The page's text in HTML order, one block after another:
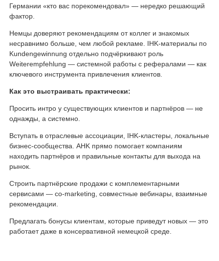
Германии «кто вас порекомендовал» — нередко решающий
фактор.
Немцы доверяют рекомендациям от коллег и знакомых
несравнимо больше, чем любой рекламе. IHK-материалы по
Kundengewinnung отдельно подчёркивают роль
Weiterempfehlung — системной работы с рефералами — как
ключевого инструмента привлечения клиентов.
Как это выстраивать практически:
Просить интро у существующих клиентов и партнёров — не
однажды, а системно.
Вступать в отраслевые ассоциации, IHK-кластеры, локальные
бизнес-сообщества. AHK прямо помогает компаниям
находить партнёров и правильные контакты для выхода на
рынок.
Строить партнёрские продажи с комплементарными
сервисами — co-marketing, совместные вебинары, взаимные
рекомендации.
Предлагать бонусы клиентам, которые приведут новых — это
работает даже в консервативной немецкой среде.